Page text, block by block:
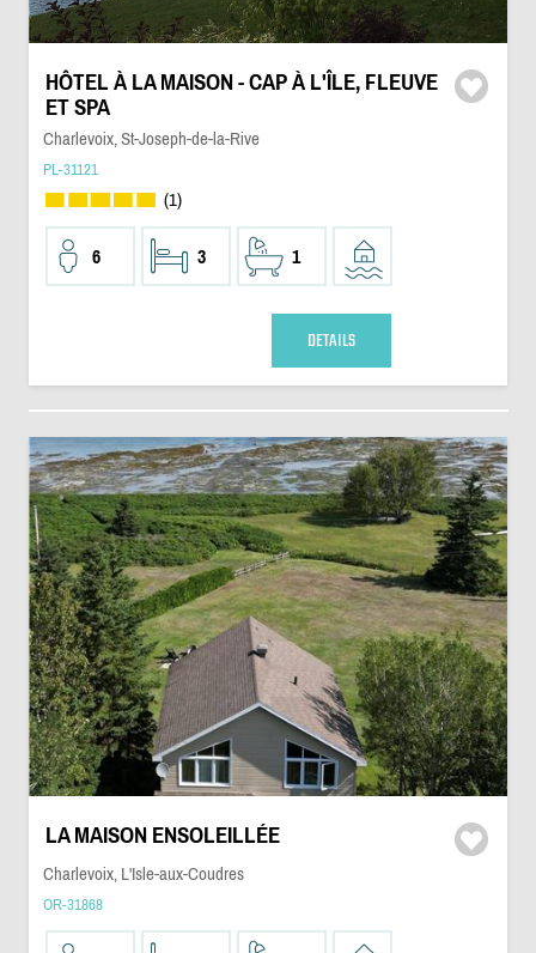
HÔTEL À LA MAISON - CAP À L'ÎLE, FLEUVE
ET SPA
Charlevoix, St-Joseph-de-la-Rive
PL-31121
(1)
6 3 1
DETAILS
LA MAISON ENSOLEILLÉE
Charlevoix, L'Isle-aux-Coudres
OR-31868